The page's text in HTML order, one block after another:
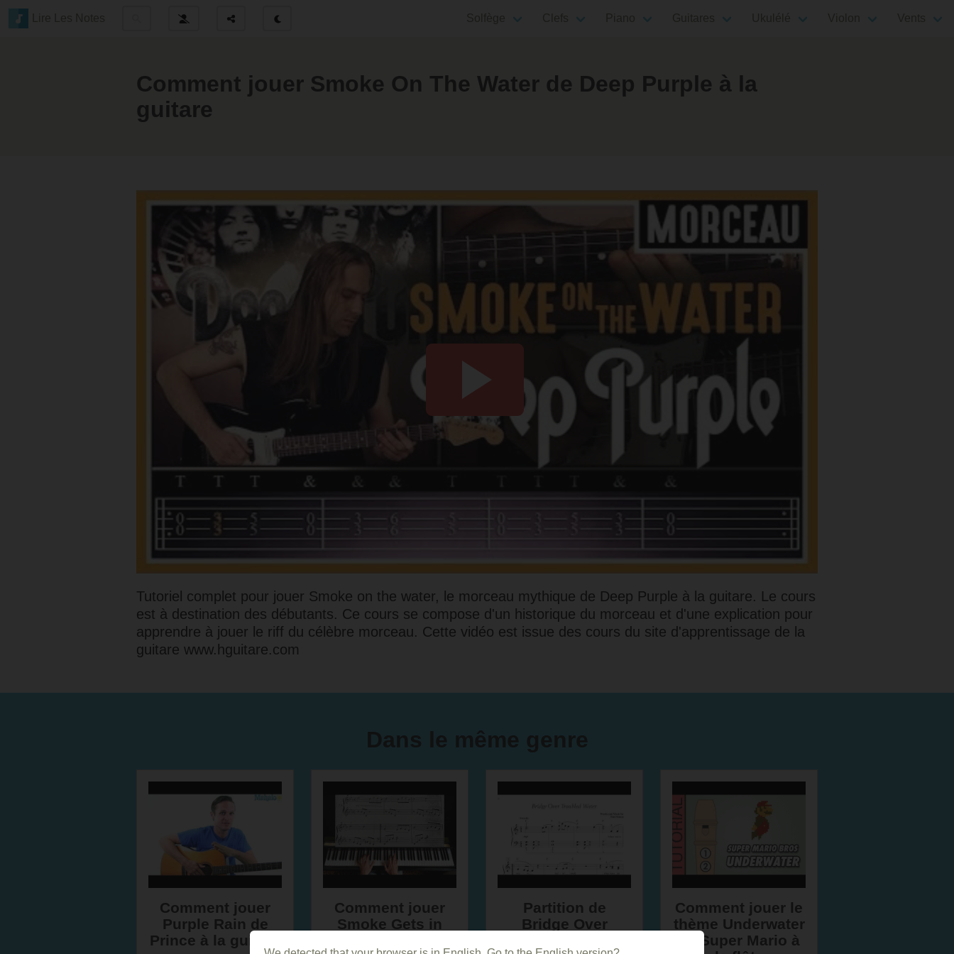
Comment jouer Smoke On The Water de Deep Purple à la
guitare
Tutoriel complet pour jouer Smoke on the water, le morceau mythique de Deep Purple à la guitare. Le cours
est à destination des débutants. Ce cours se compose d'un historique du morceau et d'une explication pour
apprendre à jouer le riff du célèbre morceau. Cette vidéo est issue des cours du site d'apprentissage de la
guitare www.hguitare.com
Comment jouer
Purple Rain de
Prince à la guitare
Comment jouer
Smoke Gets in
Partition de
Bridge Over
Comment jouer le
thème Underwater
de Super Mario à